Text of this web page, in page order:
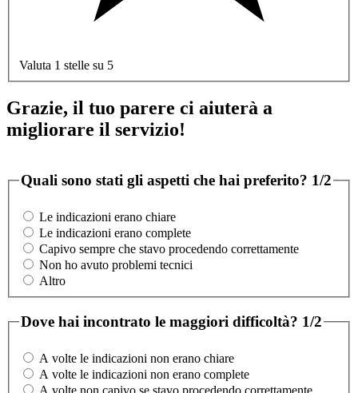
Valuta 1 stelle su 5
Grazie, il tuo parere ci aiuterà a
migliorare il servizio!
Quali sono stati gli aspetti che hai preferito? 1/2
Le indicazioni erano chiare
Le indicazioni erano complete
Capivo sempre che stavo procedendo correttamente
Non ho avuto problemi tecnici
Altro
Dove hai incontrato le maggiori difficoltà? 1/2
A volte le indicazioni non erano chiare
A volte le indicazioni non erano complete